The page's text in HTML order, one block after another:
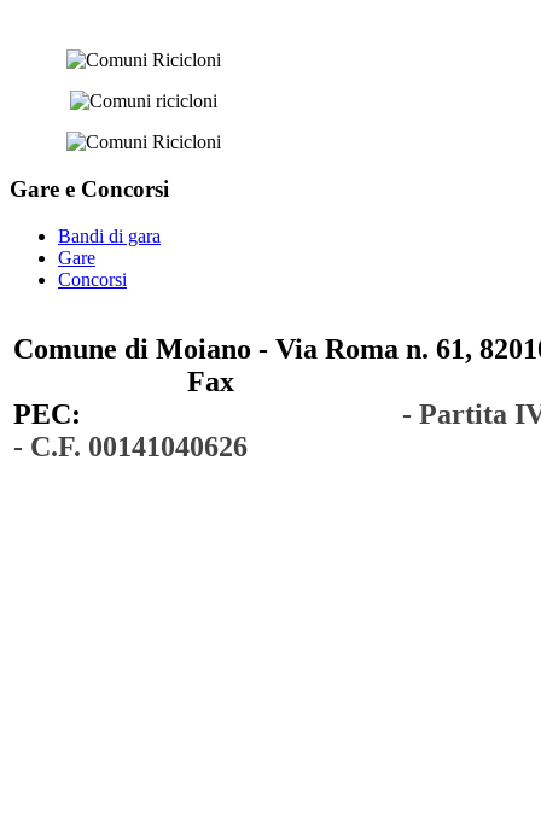
Gare e Concorsi
Bandi di gara
Gare
Concorsi
Comune di Moiano - Via Roma n. 61,
Fax
PEC:
- Partita
- C.F. 00141040626